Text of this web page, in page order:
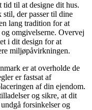
tid til at designe dit hus.
der passer til dine
lang tradition for at
omgivelserne. Overvej
i dit design for at
miljøpåvirkningen.
er at overholde de
er fastsat af
af din ejendom.
og sikre, at dit
forsinkelser og